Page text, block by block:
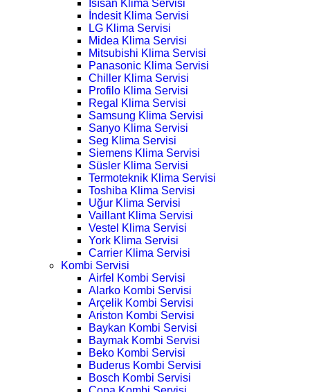
Isısan Klima Servisi
İndesit Klima Servisi
LG Klima Servisi
Midea Klima Servisi
Mitsubishi Klima Servisi
Panasonic Klima Servisi
Chiller Klima Servisi
Profilo Klima Servisi
Regal Klima Servisi
Samsung Klima Servisi
Sanyo Klima Servisi
Seg Klima Servisi
Siemens Klima Servisi
Süsler Klima Servisi
Termoteknik Klima Servisi
Toshiba Klima Servisi
Uğur Klima Servisi
Vaillant Klima Servisi
Vestel Klima Servisi
York Klima Servisi
Carrier Klima Servisi
Kombi Servisi
Airfel Kombi Servisi
Alarko Kombi Servisi
Arçelik Kombi Servisi
Ariston Kombi Servisi
Baykan Kombi Servisi
Baymak Kombi Servisi
Beko Kombi Servisi
Buderus Kombi Servisi
Bosch Kombi Servisi